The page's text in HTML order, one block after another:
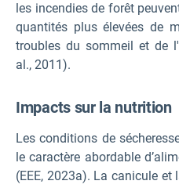
les incendies de forêt
quantités plus élevées de
troubles du sommeil et de
al., 2011).
Impacts sur la nutrition
Les conditions de
le caractère abordable
(EEE, 2023a). La canicule et